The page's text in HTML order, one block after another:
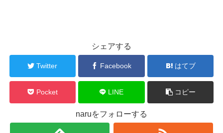
シェアする
Twitter Facebook はてブ
Pocket LINE コピー
naruをフォローする